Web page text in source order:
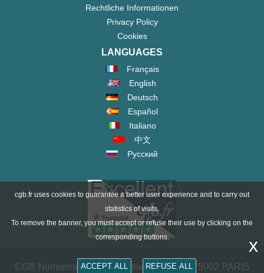
Rechtliche Informationen
Privacy Policy
Cookies
LANGUAGES
Français
English
Deutsch
Español
Italiano
中文
Русский
CGB Numismatik Paris - 36 rue Vivienne - 75002 PARIS
cgb.fr uses cookies to guarantee a better user experience and to carry out
statistics of visits.
To remove the banner, you must accept or refuse their use by clicking on the
corresponding buttons.
ACCEPT ALL REFUSE ALL
x